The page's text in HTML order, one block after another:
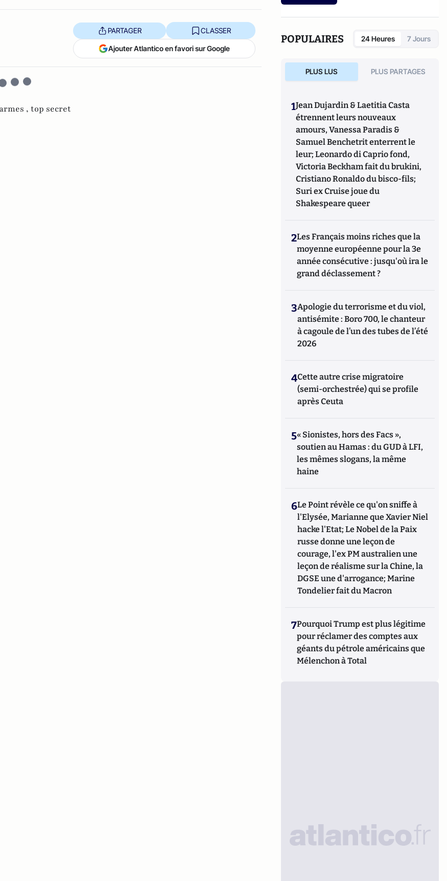
PARTAGER CLASSER
Ajouter Atlantico en favori sur Google
armes , top secret
POPULAIRES 24 Heures 7 Jours
PLUS LUS PLUS PARTAGES
1Jean Dujardin & Laetitia Casta
étrennent leurs nouveaux
amours, Vanessa Paradis &
Samuel Benchetrit enterrent le
leur; Leonardo di Caprio fond,
Victoria Beckham fait du brukini,
Cristiano Ronaldo du bisco-fils;
Suri ex Cruise joue du
Shakespeare queer
2Les Français moins riches que la
moyenne européenne pour la 3e
année consécutive : jusqu'où ira le
grand déclassement ?
3Apologie du terrorisme et du viol,
antisémite : Boro 700, le chanteur
à cagoule de l’un des tubes de l’été
2026
4Cette autre crise migratoire
(semi-orchestrée) qui se profile
après Ceuta
5« Sionistes, hors des Facs »,
soutien au Hamas : du GUD à LFI,
les mêmes slogans, la même
haine
6Le Point révèle ce qu'on sniffe à
l'Elysée, Marianne que Xavier Niel
hacke l'Etat; Le Nobel de la Paix
russe donne une leçon de
courage, l'ex PM australien une
leçon de réalisme sur la Chine, la
DGSE une d'arrogance; Marine
Tondelier fait du Macron
7Pourquoi Trump est plus légitime
pour réclamer des comptes aux
géants du pétrole américains que
Mélenchon à Total